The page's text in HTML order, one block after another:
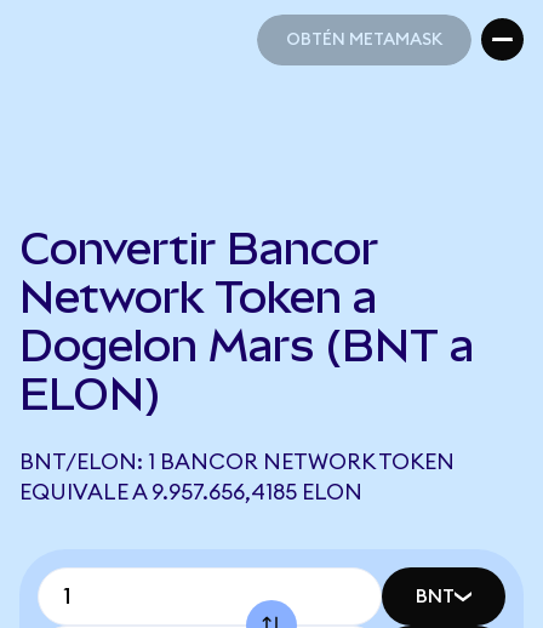
OBTÉN METAMASK
Convertir Bancor
Network Token a
Dogelon Mars (BNT a
ELON)
BNT/ELON: 1 BANCOR NETWORK TOKEN
EQUIVALE A 9.957.656,4185 ELON
BNT